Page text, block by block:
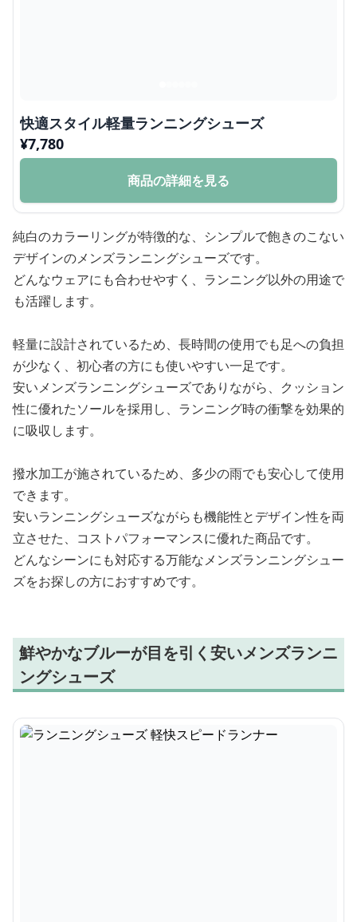
快適スタイル軽量ランニングシューズ
¥7,780
商品の詳細を見る
純白のカラーリングが特徴的な、シンプルで飽きのこない
デザインのメンズランニングシューズです。
どんなウェアにも合わせやすく、ランニング以外の用途で
も活躍します。
軽量に設計されているため、長時間の使用でも足への負担
が少なく、初心者の方にも使いやすい一足です。
安いメンズランニングシューズでありながら、クッション
性に優れたソールを採用し、ランニング時の衝撃を効果的
に吸収します。
撥水加工が施されているため、多少の雨でも安心して使用
できます。
安いランニングシューズながらも機能性とデザイン性を両
立させた、コストパフォーマンスに優れた商品です。
どんなシーンにも対応する万能なメンズランニングシュー
ズをお探しの方におすすめです。
鮮やかなブルーが目を引く安いメンズランニ
ングシューズ